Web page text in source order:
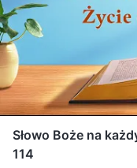
Słowo Boże na
114